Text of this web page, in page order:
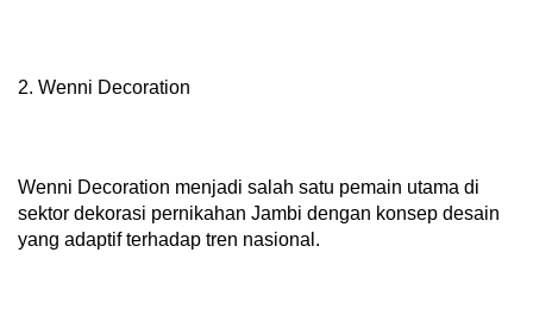
2. Wenni Decoration
Wenni Decoration menjadi salah satu pemain utama di
sektor dekorasi pernikahan Jambi dengan konsep desain
yang adaptif terhadap tren nasional.